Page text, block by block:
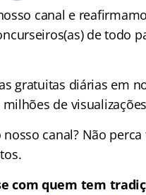
canal e
de todo
gratuitas diárias em
milhões de
canal? Não
com quem tem